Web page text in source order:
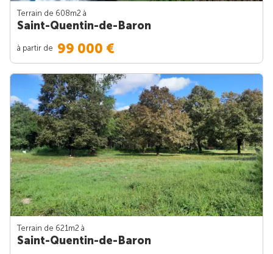
Terrain de 608m2 à
Saint-Quentin-de-Baron
à partir de 99 000 €
Terrain de 621m2 à
Saint-Quentin-de-Baron